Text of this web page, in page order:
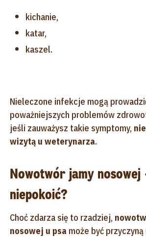
kichanie,
katar,
kaszel.
Nieleczone infekcje mogą
poważniejszych problemów
jeśli zauważysz takie symptomy,
wizytą u weterynarza.
Nowotwór jamy nosowej
niepokoić?
Choć zdarza się to rzadziej,
nosowej u psa może być